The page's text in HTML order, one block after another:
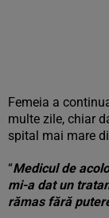
Femeia a
multe zile, chiar
spital mai mare
“Medicul de
mi-a dat un
rămas fără